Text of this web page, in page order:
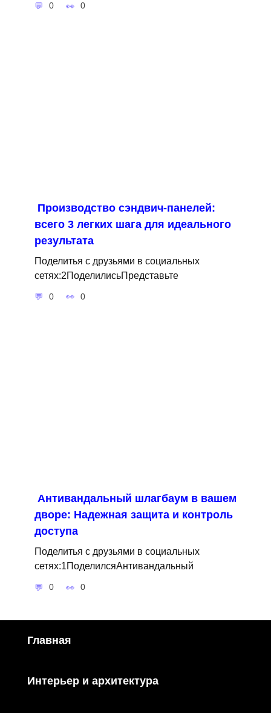
0 0
Производство сэндвич-панелей:
всего 3 легких шага для идеального
результата
Поделитья с друзьями в социальных
сетях:2ПоделилисьПредставьте
0 0
Антивандальный шлагбаум в вашем
дворе: Надежная защита и контроль
доступа
Поделитья с друзьями в социальных
сетях:1ПоделилсяАнтивандальный
0 0
Главная
Интерьер и архитектура